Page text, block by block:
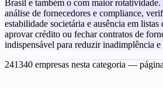
Brasil e também o com maior rotatividade.
análise de fornecedores e compliance,
estabilidade societária e ausência em listas
aprovar crédito ou fechar contratos de
indispensável para reduzir inadimplência
241340 empresas nesta categoria —